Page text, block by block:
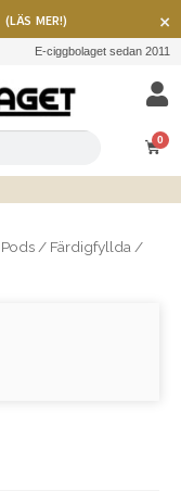
(LÄS MER!) ×
E-ciggbolaget sedan 2011
0
Pods / Färdigfyllda /